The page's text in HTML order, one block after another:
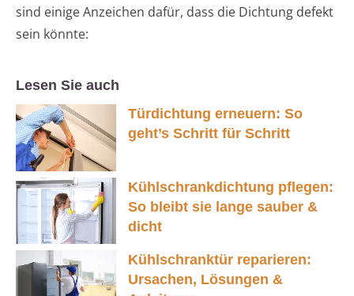
sind einige Anzeichen dafür, dass die Dichtung defekt
sein könnte:
Lesen Sie auch
Türdichtung erneuern: So
geht’s Schritt für Schritt
Kühlschrankdichtung pflegen:
So bleibt sie lange sauber &
dicht
Kühlschranktür reparieren:
Ursachen, Lösungen &